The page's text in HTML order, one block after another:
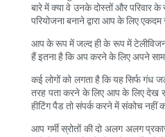
बारे में क्या वे उनके दोस्तों और
परियोजना बनाने द्वारा आप के लिए एकदम
आप के रूप में जल्द ही के रूप में टेलीविजन
हैं इतना है कि अप करने के लिए अपने
कई लोगों को लगता है कि यह सिर्फ गंध
तरह पता करने के लिए आप के लिए देख
हीटिंग पैड तो संपर्क करने में संकोच नहीं
आप गर्मी स्रोतों की दो अलग अलग